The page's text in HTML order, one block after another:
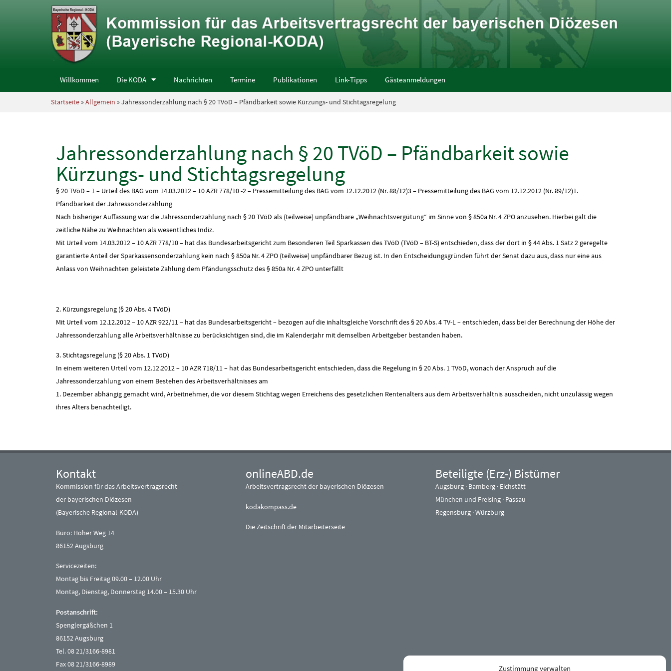
Zustimmung verwalten
Willkommen Die KODA Nachrichten Termine Publikationen Link-Tipps Gästeanmeldungen
Startseite »Allgemein » Jahressonderzahlung nach § 20 TVöD – Pfändbarkeit sowie Kürzungs- und Stichtagsregelung
Jahressonderzahlung nach § 20 TVöD – Pfändbarkeit sowie
Kürzungs- und Stichtagsregelung
§ 20 TVöD – 1 – Urteil des BAG vom 14.03.2012 – 10 AZR 778/10 -2 – Pressemitteilung des BAG vom 12.12.2012 (Nr. 88/12)3 – Pressemitteilung des BAG vom 12.12.2012 (Nr. 89/12)1.
Pfändbarkeit der Jahressonderzahlung
Nach bisheriger Auffassung war die Jahressonderzahlung nach § 20 TVöD als (teilweise) unpfändbare „Weihnachtsvergütung“ im Sinne von § 850a Nr. 4 ZPO anzusehen. Hierbei galt die
zeitliche Nähe zu Weihnachten als wesentliches Indiz.
Mit Urteil vom 14.03.2012 – 10 AZR 778/10 – hat das Bundesarbeitsgericht zum Besonderen Teil Sparkassen des TVöD (TVöD – BT-S) entschieden, dass der dort in § 44 Abs. 1 Satz 2 geregelte
garantierte Anteil der Sparkassensonderzahlung kein nach § 850a Nr. 4 ZPO (teilweise) unpfändbarer Bezug ist. In den Entscheidungsgründen führt der Senat dazu aus, dass nur eine aus
Anlass von Weihnachten geleistete Zahlung dem Pfändungsschutz des § 850a Nr. 4 ZPO unterfällt
2. Kürzungsregelung (§ 20 Abs. 4 TVöD)
Mit Urteil vom 12.12.2012 – 10 AZR 922/11 – hat das Bundesarbeitsgericht – bezogen auf die inhaltsgleiche Vorschrift des § 20 Abs. 4 TV-L – entschieden, dass bei der Berechnung der Höhe der
Jahressonderzahlung alle Arbeitsverhältnisse zu berücksichtigen sind, die im Kalenderjahr mit demselben Arbeitgeber bestanden haben.
3. Stichtagsregelung (§ 20 Abs. 1 TVöD)
In einem weiteren Urteil vom 12.12.2012 – 10 AZR 718/11 – hat das Bundesarbeitsgericht entschieden, dass die Regelung in § 20 Abs. 1 TVöD, wonach der Anspruch auf die
Jahressonderzahlung von einem Bestehen des Arbeitsverhältnisses am
1. Dezember abhängig gemacht wird, Arbeitnehmer, die vor diesem Stichtag wegen Erreichens des gesetzlichen Rentenalters aus dem Arbeitsverhältnis ausscheiden, nicht unzulässig wegen
ihres Alters benachteiligt.
Kontakt
Kommission für das Arbeitsvertragsrecht
der bayerischen Diözesen
(Bayerische Regional-KODA)
Büro: Hoher Weg 14
86152 Augsburg
Servicezeiten:
Montag bis Freitag 09.00 – 12.00 Uhr
Montag, Dienstag, Donnerstag 14.00 – 15.30 Uhr
Postanschrift:
Spenglergäßchen 1
86152 Augsburg
Tel. 08 21/3166-8981
Fax 08 21/3166-8989
onlineABD.de
Arbeitsvertragsrecht der bayerischen Diözesen
kodakompass.de
Die Zeitschrift der Mitarbeiterseite
Beteiligte (Erz-) Bistümer
Augsburg · Bamberg · Eichstätt
München und Freising · Passau
Regensburg ·Würzburg